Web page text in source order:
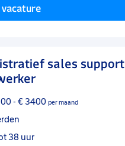
sales support
- € 3400 per maand
38 uur